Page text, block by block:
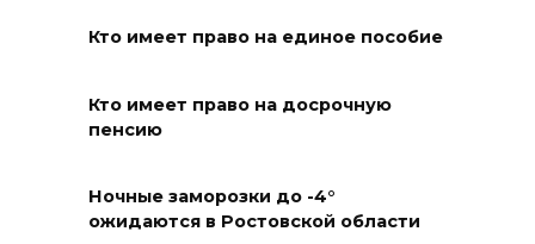
матпомощь семьям, у которых
БПЛА на Кубани
06 августа 2026 16:57
Дончан приглашают
поучаствовать в конкурсе
Кто имеет право на единое пособие
Кто имеет право на досрочную
пенсию
Ночные заморозки до -4°
ожидаются в Ростовской области